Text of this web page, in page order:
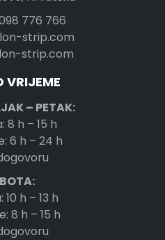
776 766
strip.com
strip.com
VRIJEME
– PETAK:
8 h – 15 h
6 h – 24 h
10 h – 13 h
8 h – 15 h